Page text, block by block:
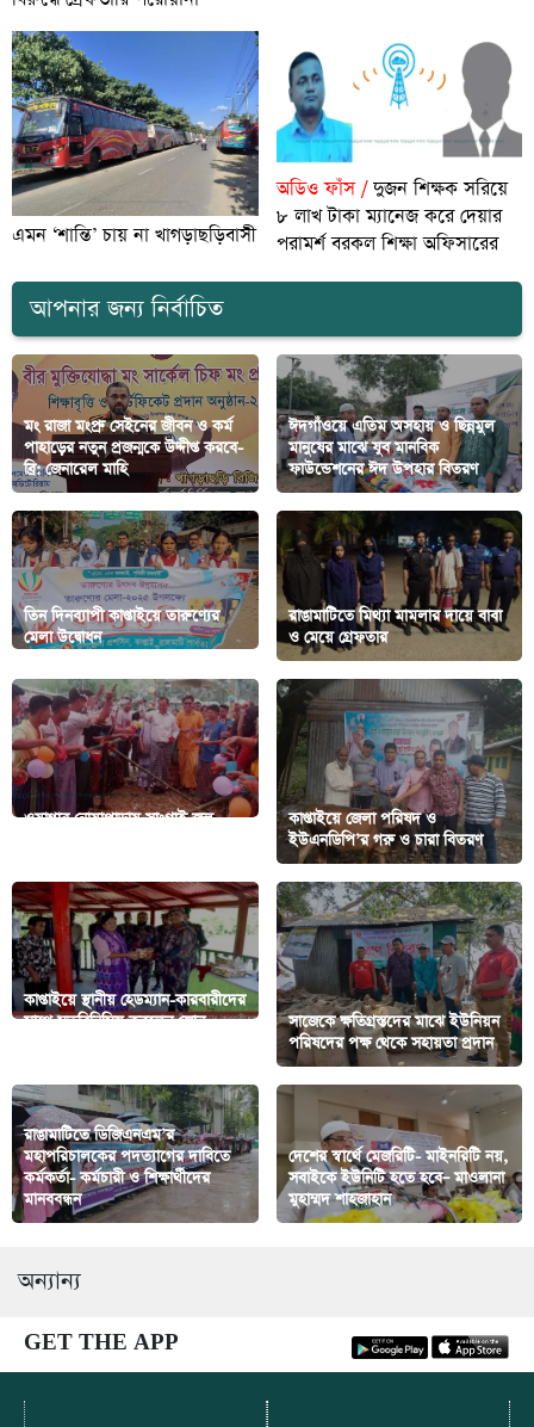
এমন ‘শান্তি’ চায় না খাগড়াছড়িবাসী
অডিও ফাঁস /দুজন শিক্ষক সরিয়ে
৮ লাখ টাকা ম্যানেজ করে দেয়ার
পরামর্শ বরকল শিক্ষা অফিসারের
আপনার জন্য নির্বাচিত
মং রাজা মংপ্রু সেইনের জীবন ও কর্ম
পাহাড়ের নতুন প্রজন্মকে উদ্দীপ্ত করবে-
ব্রি: জেনারেল মাহি
ঈদগাঁওয়ে এতিম অসহায় ও ছিন্নমুল
মানুষের মাঝে যুব মানবিক
ফাউন্ডেশনের ঈদ উপহার বিতরণ
তিন দিনব্যাপী কাপ্তাইয়ে তারুণ্যের
মেলা উদ্বোধন
রাঙামাটিতে মিথ্যা মামলার দায়ে বাবা
ও মেয়ে গ্রেফতার
ওয়াগ্গার নোয়াপাড়ায় সাংগ্রাই জল
কাপ্তাইয়ে জেলা পরিষদ ও
ইউএনডিপি’র গরু ও চারা বিতরণ
কাপ্তাইয়ে স্থানীয় হেডম্যান-কারবারীদের
সাথে মতবিনিমিয় করলেন জোন
সাজেকে ক্ষতিগ্রস্তদের মাঝে ইউনিয়ন
পরিষদের পক্ষ থেকে সহায়তা প্রদান
রাঙামাটিতে ডিজিএনএম’র
মহাপরিচালকের পদত্যাগের দাবিতে
কর্মকর্তা- কর্মচারী ও শিক্ষার্থীদের
মানববন্ধন
দেশের স্বার্থে মেজরিটি- মাইনরিটি নয়,
সবাইকে ইউনিটি হতে হবে– মাওলানা
মুহাম্মদ শাহজাহান
অন্যান্য
GET THE APP